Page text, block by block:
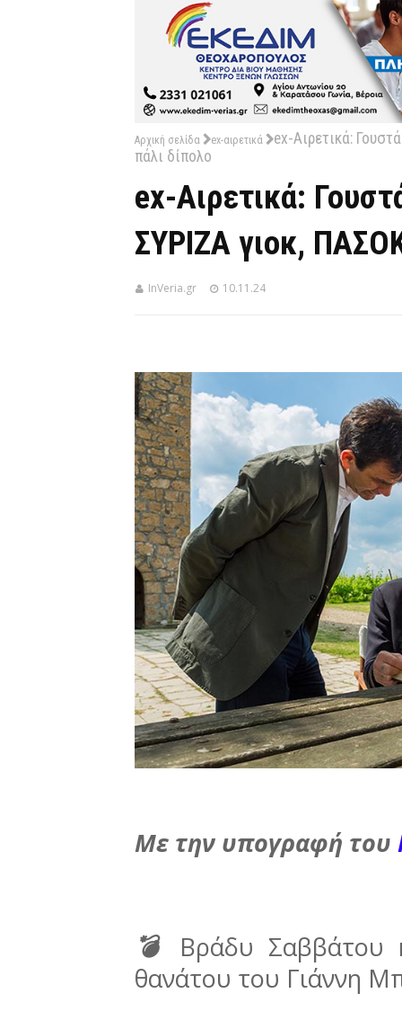
Αρχική σελίδα ex-αιρετικά
ex-Αιρετικά:
πάλι δίπολο
ex-Αιρετικά:
ΣΥΡΙΖΑ γιοκ,
InVeria.gr 10.11.24
Με την υπογραφή του
💣
Βράδυ Σαββάτου
θανάτου του Γιάννη